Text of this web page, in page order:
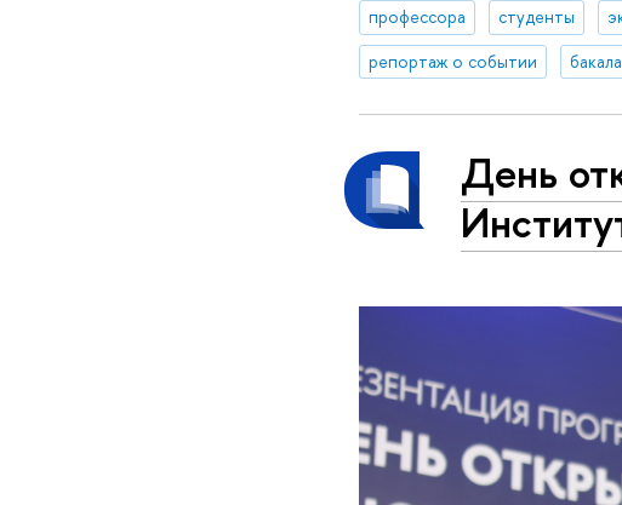
профессора
студенты
репортаж о событии
День